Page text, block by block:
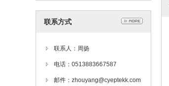
联系方式
联系人：周扬
电话：0513883667587
邮件：zhouyang@cyeptekk.com